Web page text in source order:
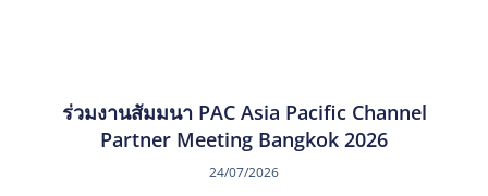
ร่วมงานสัมมนา PAC Asia Pacific Channel
Partner Meeting Bangkok 2026
24/07/2026